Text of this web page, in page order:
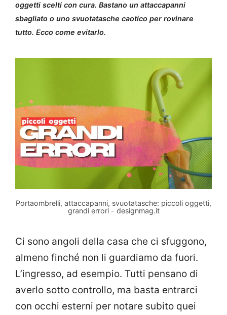
oggetti scelti con cura. Bastano un attaccapanni
sbagliato o uno svuotatasche caotico per rovinare
tutto. Ecco come evitarlo.
Portaombrelli, attaccapanni, svuotatasche: piccoli oggetti,
grandi errori - designmag.it
Ci sono angoli della casa che ci sfuggono,
almeno finché non li guardiamo da fuori.
L’ingresso, ad esempio. Tutti pensano di
averlo sotto controllo, ma basta entrarci
con occhi esterni per notare subito quei